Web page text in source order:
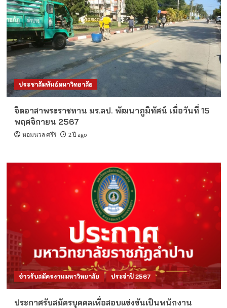
ประชาสัมพันธ์มหาวิทยาลัย
จิตอาสาพระราชทาน มร.ลป. พัฒนาภูมิทัศน์ เมื่อวันที่ 15
พฤศจิกายน 2567
หอมนวล ศรีริ 2 ปี ago
ข่าวรับสมัครงานมหาวิทยาลัย ประจำปี 2567
ประกาศรับสมัครบุคคลเพื่อสอบแข่งขันเป็นพนักงาน